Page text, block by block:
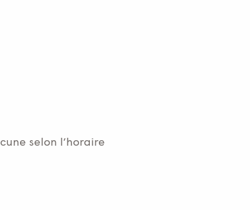
selon l’horaire